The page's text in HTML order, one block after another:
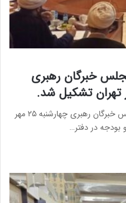
خبرگان رهبری
چهارمین جلسه کمیسیون اقتصادی مجلس خبرگان رهبری چهارشنبه ۲۵ مهر
بودجه در دفتر…